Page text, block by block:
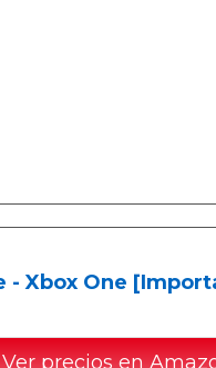
- Xbox One
precios en